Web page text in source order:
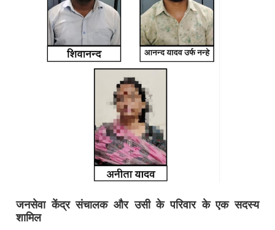
जनसेवा केंद्र संचालक और उसी के परिवार के एक सदस्य
शामिल